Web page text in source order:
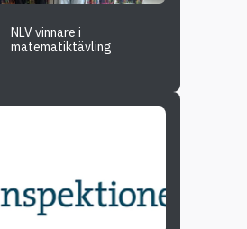
NLV vinnare i
matematiktävling